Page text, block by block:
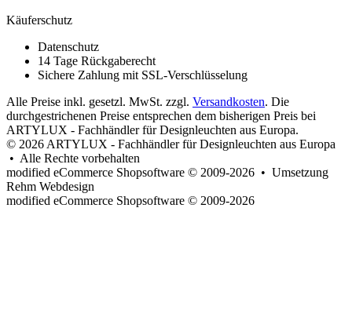
Käuferschutz
Datenschutz
14 Tage Rückgaberecht
Sichere Zahlung mit SSL-Verschlüsselung
Alle Preise inkl. gesetzl. MwSt. zzgl. Versandkosten. Die
durchgestrichenen Preise entsprechen dem bisherigen Preis bei
ARTYLUX - Fachhändler für Designleuchten aus Europa.
© 2026 ARTYLUX - Fachhändler für Designleuchten aus Europa
• Alle Rechte vorbehalten
modified eCommerce Shopsoftware © 2009-2026 • Umsetzung
Rehm Webdesign
modified eCommerce Shopsoftware © 2009-2026